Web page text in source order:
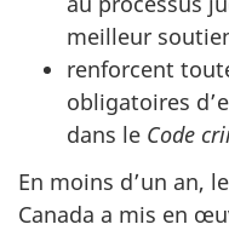
meilleur
renforcent
obligatoires
dans le Code
En moins d’un an,
Canada a mis en